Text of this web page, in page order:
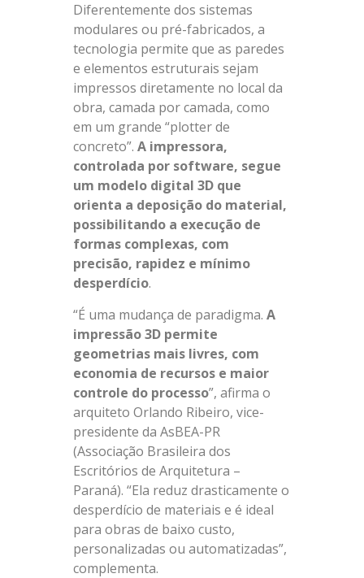
Diferentemente dos sistemas
modulares ou pré-fabricados, a
tecnologia permite que as paredes
e elementos estruturais sejam
impressos diretamente no local da
obra, camada por camada, como
em um grande “plotter de
concreto”. A impressora,
controlada por software, segue
um modelo digital 3D que
orienta a deposição do material,
possibilitando a execução de
formas complexas, com
precisão, rapidez e mínimo
desperdício.
“É uma mudança de paradigma. A
impressão 3D permite
geometrias mais livres, com
economia de recursos e maior
controle do processo”, afirma o
arquiteto Orlando Ribeiro, vice-
presidente da AsBEA-PR
(Associação Brasileira dos
Escritórios de Arquitetura –
Paraná). “Ela reduz drasticamente o
desperdício de materiais e é ideal
para obras de baixo custo,
personalizadas ou automatizadas”,
complementa.